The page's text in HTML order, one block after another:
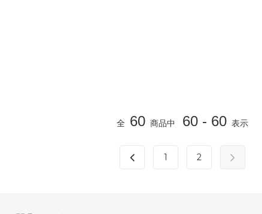
全 60 商品中 60 - 60 表示
1 2